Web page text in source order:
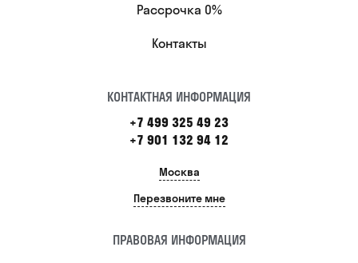
Рассрочка 0%
Контакты
КОНТАКТНАЯ ИНФОРМАЦИЯ
+7 499 325 49 23
+7 901 132 94 12
Москва
Перезвоните мне
ПРАВОВАЯ ИНФОРМАЦИЯ